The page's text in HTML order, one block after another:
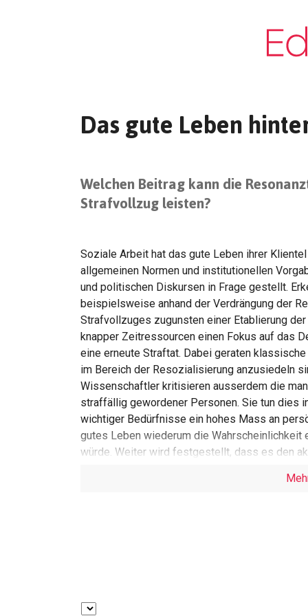
Das gute Leben
Welchen Beitrag kann die
Strafvollzug leisten?
Soziale Arbeit hat das gute Leben ihrer
allgemeinen Normen und institutionellen
und politischen Diskursen in Frage gestellt.
beispielsweise anhand der Verdrängung der
Strafvollzuges zugunsten einer Etablierung
knapper Zeitressourcen einen Fokus auf das
eine erneute Straftat. Dabei geraten
im Bereich der Resozialisierung anzusiedeln
Wissenschaftler kritisieren ausserdem die
straffällig gewordener Personen. Sie tun dies
wichtiger Bedürfnisse ein hohes Mass an
gutes Leben wiederum die Wahrscheinlichkeit
würde. Weiter wird festgestellt, dass es den
diese als essentiell für eine erfolgreiche
und dass sie ihre eigene Wirksamkeit erleben.